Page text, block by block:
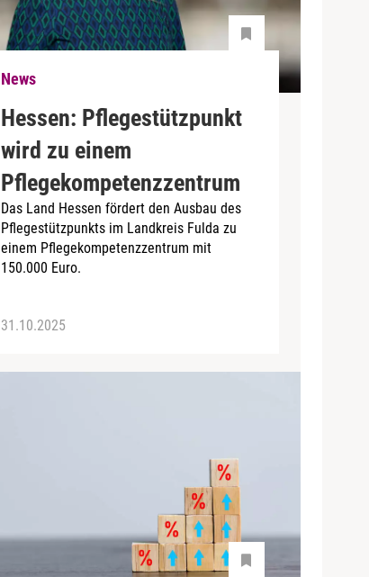
News
Hessen: Pflegestützpunkt
wird zu einem
Pflegekompetenzzentrum
Das Land Hessen fördert den Ausbau des
Pflegestützpunkts im Landkreis Fulda zu
einem Pflegekompetenzzentrum mit
150.000 Euro.
31.10.2025